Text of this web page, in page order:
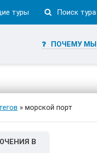
туры Поиск тура
ПОЧЕМУ МЫ
» морской порт
В